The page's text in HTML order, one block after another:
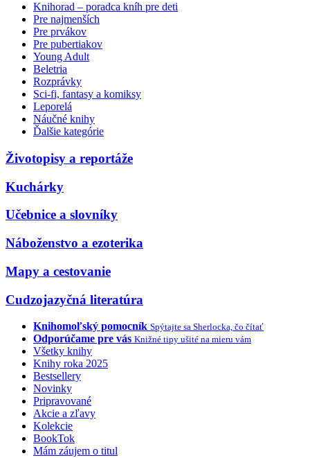
Knihorad – poradca kníh pre deti
Pre najmenších
Pre prvákov
Pre pubertiakov
Young Adult
Beletria
Rozprávky
Sci-fi, fantasy a komiksy
Leporelá
Náučné knihy
Ďalšie kategórie
Životopisy a reportáže
Kuchárky
Učebnice a slovníky
Náboženstvo a ezoterika
Mapy a cestovanie
Cudzojazyčná literatúra
Knihomoľský pomocník Spýtajte sa Sherlocka, čo čítať
Odporúčame pre vás Knižné tipy ušité na mieru vám
Všetky knihy
Knihy roka 2025
Bestsellery
Novinky
Pripravované
Akcie a zľavy
Kolekcie
BookTok
Mám záujem o titul